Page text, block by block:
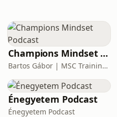
Champions Mindset Podcast
Bartos Gábor | MSC Training Group
Énegyetem Podcast
Énegyetem Podcast